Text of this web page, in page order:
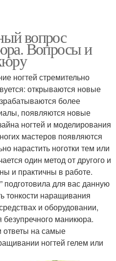
вопрос
Вопросы и
ногтей стремительно
открываются новые
более
появляются новые
ногтей и моделирования
мастеров появляются
нарастить ноготки тем или
один метод от другого и
и практичны в работе.
подготовила для вас данную
тонкости наращивания
и оборудовании,
маникюра.
ответы на самые
ногтей гелем или